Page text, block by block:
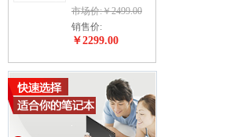
市场价:￥2499.00
销售价:
￥2299.00